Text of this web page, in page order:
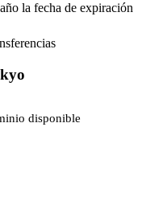
la fecha de expiración
disponible